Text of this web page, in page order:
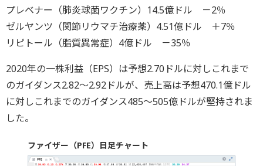
プレベナー（肺炎球菌ワクチン）14.5億ドル －2％
ゼルヤンツ（関節リウマチ治療薬）4.51億ドル ＋7％
リピトール（脂質異常症）4億ドル －35％
2020年の一株利益（EPS）は予想2.70ドルに対しこれまで
のガイダンス2.82～2.92ドルが、売上高は予想470.1億ドル
に対しこれまでのガイダンス485～505億ドルが堅持されま
した。
ファイザー（PFE）日足チャート